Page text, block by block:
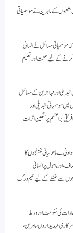
اور سماجی شعبوں کے ماہرین نے موسمیاتی
موسمیاتی مسائل نے انسانی
کم کرنے کے لیے صحت اور تعلیم
تبدیلی اور مہاجرین کے مسائل
موسمیاتی تبدیلی اور
براعظم پر سنگین اثرات
نے ماحولیاتی چیلنجوں کا
اور ماحول پر انسانی
سے نمٹنے کے لیے ٹیم ورک
امارات کی حکومت اور ورلڈ
کیا تھا، اور اس میں 80 ممالک کے 500 سے زیادہ سرکاری عہدیداروں، ماہرین،